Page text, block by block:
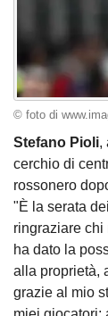
© foto di
Stefano Pioli,
cerchio di
rossonero
"È la serata
ringraziare chi
ha dato la
alla proprietà,
grazie al mio